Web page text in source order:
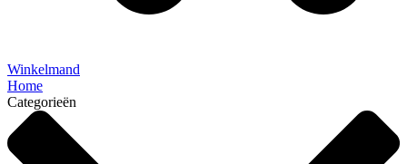
Winkelmand
Home
Categorieën